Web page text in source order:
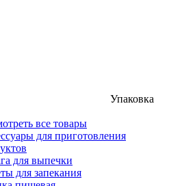
Упаковка
все товары
для приготовления
для выпечки
для запекания